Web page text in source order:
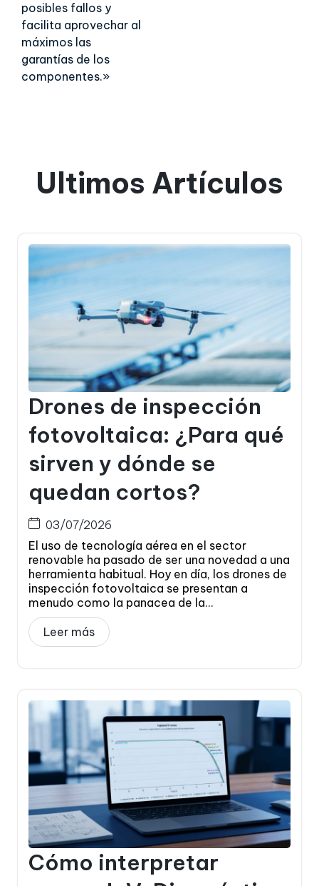
posibles fallos y
facilita aprovechar al
máximos las
garantías de los
componentes.»
Ultimos Artículos
Drones de inspección
fotovoltaica: ¿Para qué
sirven y dónde se
quedan cortos?
03/07/2026
El uso de tecnología aérea en el sector
renovable ha pasado de ser una novedad a una
herramienta habitual. Hoy en día, los drones de
inspección fotovoltaica se presentan a
menudo como la panacea de la...
Leer más
Cómo interpretar